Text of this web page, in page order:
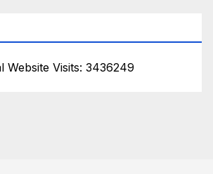
Website Visits: 3436249